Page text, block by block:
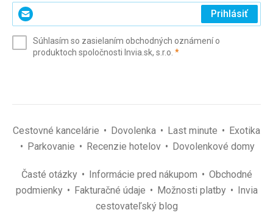
Zadajte
svoj
(povinné)
Prihlásiť
Súhlasím so zasielaním obchodných oznámení o
produktoch spoločnosti Invia.sk, s.r.o. *(povinné)
Cestovné kancelárie Dovolenka Last minute
Exotika
Parkovanie
Recenzie hotelov Dovolenkové domy
Časté otázky Informácie pred nákupom
Obchodné
podmienky
Fakturačné údaje Možnosti platby
Invia
cestovateľský blog